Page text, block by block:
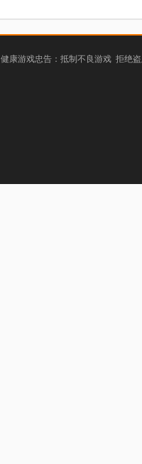
健康游戏忠告：抵制不良游戏 拒绝